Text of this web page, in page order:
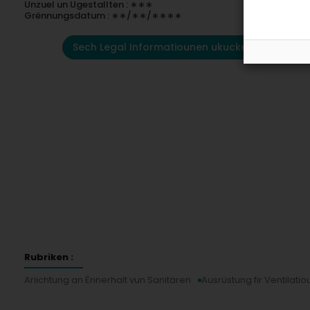
Unzuel un Ugestallten : ∗∗∗
Grënnungsdatum : ∗∗/∗∗/∗∗∗∗
Sech Legal Informatiounen ukucken
Rubriken :
Ariichtung an Ënnerhalt vun Sanitären
Ausrüstung fir